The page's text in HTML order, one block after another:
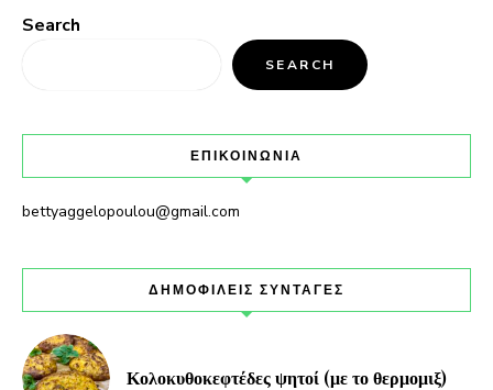
Search
SEARCH
ΕΠΙΚΟΙΝΩΝΙΑ
bettyaggelopoulou@gmail.com
ΔΗΜΟΦΙΛΕΙΣ ΣΥΝΤΑΓΕΣ
Κολοκυθοκεφτέδες ψητοί (με το θερμομιξ)